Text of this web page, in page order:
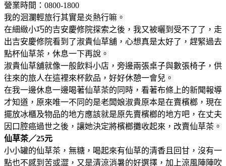
營業時間：0800-1800
我的洄瀾輕旅行其實是炎熱行嘛。
在細緻小巧的吉安慶修院探索之後，我又被曬到受不了了，走
出吉安慶修院看到了淑貴仙草舖，心想真是太好了，趕緊過去
點杯仙草茶，休息一下再說。
淑貴仙草舖就像一般飲料小店，旁邊兩張桌子與數張椅子，供
往來的旅人在這裡來杯飲品，好好休憩一會兒。
在我一邊休息一邊喝著仙草茶的同時，看著布條上的新聞報導
才知道，原來唯一不同的是老闆娘淑貴原本是在賣檳榔，現在
擺放冰櫃及物品的地方應該就是原先賣檳榔的地方吧，在丈夫
因口腔癌過世之後，讓她決定將檳榔攤收起來，改賣仙草茶。
仙草茶／25元
小小罐的仙草茶，無糖，喝起來有仙草的清香且回甘，沒有一
點也不感到苦或澀，又是清涼消暑的好選擇，加上涼風陣陣吹